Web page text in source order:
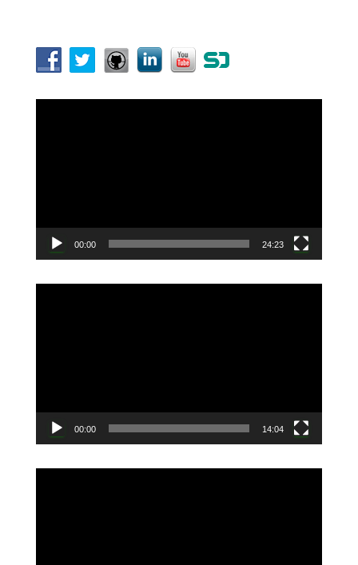
00:00 24:23
00:00 14:04